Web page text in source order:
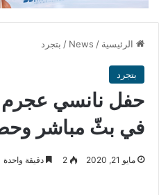
الرئيسية /
News
/ بتجرد
بتجرد
حفل نانسي عجرم
في بثّ مباشر
مايو 21, 2020 2 دقيقة واحدة